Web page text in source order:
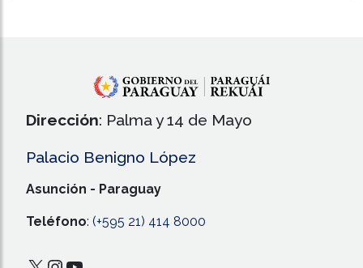
Dirección: Palma y 14 de Mayo
Palacio Benigno López
Asunción - Paraguay
Teléfono: (+595 21) 414 8000